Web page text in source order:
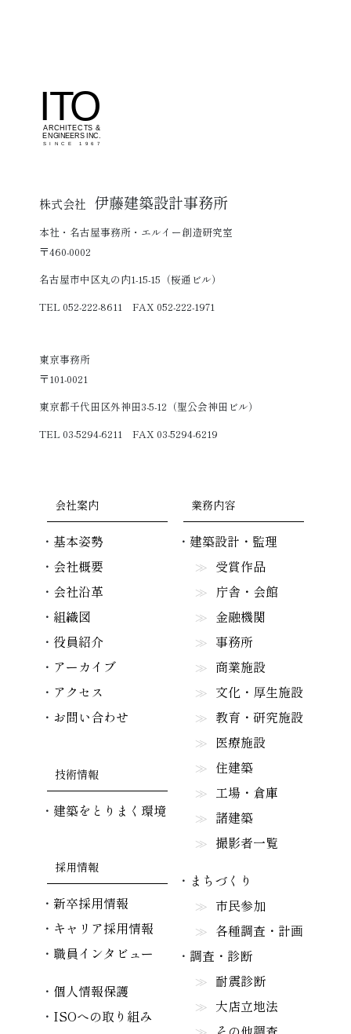
株式会社 伊藤建築設計事務所
本社・名古屋事務所・エルイー創造研究室
〒460-0002
名古屋市中区丸の内1-15-15（桜通ビル）
TEL 052-222-8611 FAX 052-222-1971
東京事務所
〒101-0021
東京都千代田区外神田3-5-12（聖公会神田ビル）
TEL 03-5294-6211 FAX 03-5294-6219
会社案内
基本姿勢
会社概要
会社沿革
組織図
役員紹介
アーカイブ
アクセス
お問い合わせ
技術情報
建築をとりまく環境
採用情報
新卒採用情報
キャリア採用情報
職員インタビュー
個人情報保護
ISOへの取り組み
業務内容
建築設計・監理
受賞作品
庁舎・会館
金融機関
事務所
商業施設
文化・厚生施設
教育・研究施設
医療施設
住建築
工場・倉庫
諸建築
撮影者一覧
まちづくり
市民参加
各種調査・計画
調査・診断
耐震診断
大店立地法